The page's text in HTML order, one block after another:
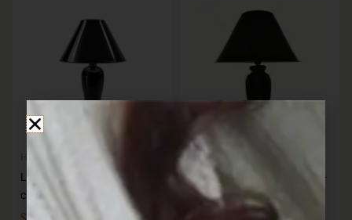
Lampara Jarron Negra 35
cms YF1207 14
Lampara Negra 36 cms YFS-
15089 56 cms